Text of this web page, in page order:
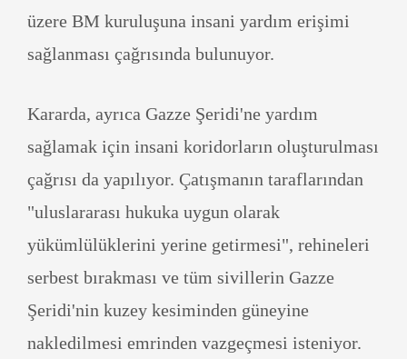
üzere BM kuruluşuna insani yardım erişimi
sağlanması çağrısında bulunuyor.
Kararda, ayrıca Gazze Şeridi'ne yardım
sağlamak için insani koridorların oluşturulması
çağrısı da yapılıyor. Çatışmanın taraflarından
"uluslararası hukuka uygun olarak
yükümlülüklerini yerine getirmesi", rehineleri
serbest bırakması ve tüm sivillerin Gazze
Şeridi'nin kuzey kesiminden güneyine
nakledilmesi emrinden vazgeçmesi isteniyor.